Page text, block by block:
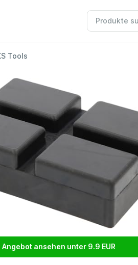
Tools
Angebot ansehen unter 9.9 EUR